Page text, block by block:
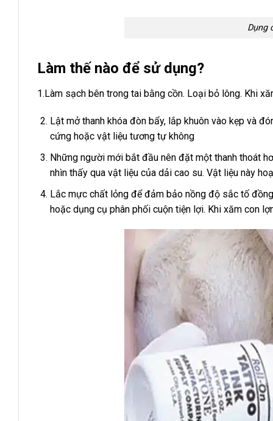
Dụng
Làm thế nào để sử dụng?
1.Làm sạch bên trong tai bằng cồn. Loại bỏ lông. Khi
Lật mở thanh khóa đòn bẩy, lắp khuôn vào kẹp và
cứng hoặc vật liệu tương tự không
Những người mới bắt đầu nên đặt một thanh thoát
nhìn thấy qua vật liệu của dải cao su. Vật liệu này
Lắc mực chất lỏng để đảm bảo nồng độ sắc tố
hoặc dụng cụ phân phối cuộn tiện lợi. Khi xăm con